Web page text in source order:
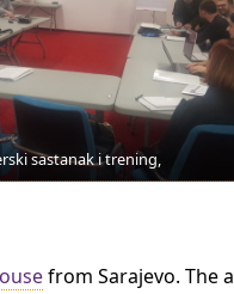
sastanak i trening,
from Sarajevo. The